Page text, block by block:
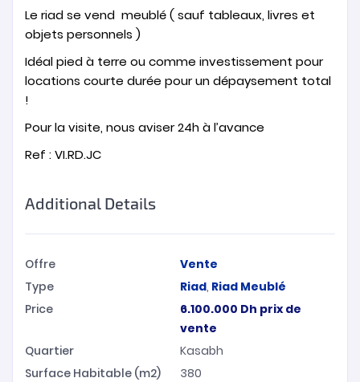
Le riad se vend meublé ( sauf tableaux, livres et
objets personnels )
Idéal pied à terre ou comme investissement pour
locations courte durée pour un dépaysement total
!
Pour la visite, nous aviser 24h à l’avance
Ref : VI.RD.JC
Additional Details
Offre
Vente
Type
Riad, Riad Meublé
Price
6.100.000 Dh prix de
vente
Quartier
Kasabh
Surface Habitable (m2)
380